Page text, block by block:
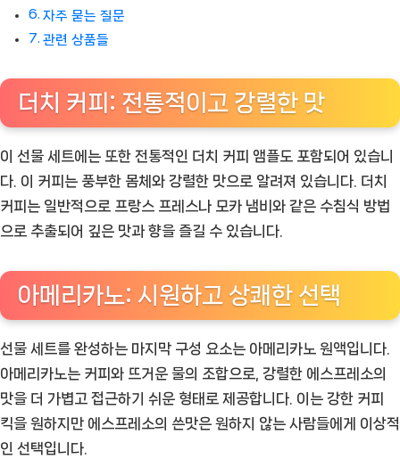
자주 묻는 질문
관련 상품들
더치 커피: 전통적이고 강렬한 맛
이 선물 세트에는 또한 전통적인 더치 커피 앰플도 포함되어 있습니
다. 이 커피는 풍부한 몸체와 강렬한 맛으로 알려져 있습니다. 더치
커피는 일반적으로 프랑스 프레스나 모카 냄비와 같은 수침식 방법
으로 추출되어 깊은 맛과 향을 즐길 수 있습니다.
아메리카노: 시원하고 상쾌한 선택
선물 세트를 완성하는 마지막 구성 요소는 아메리카노 원액입니다.
아메리카노는 커피와 뜨거운 물의 조합으로, 강렬한 에스프레소의
맛을 더 가볍고 접근하기 쉬운 형태로 제공합니다. 이는 강한 커피
킥을 원하지만 에스프레소의 쓴맛은 원하지 않는 사람들에게 이상적
인 선택입니다.